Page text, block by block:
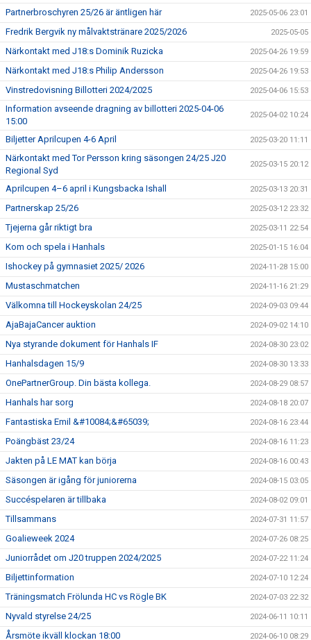
Partnerbroschyren 25/26 är äntligen här 2025-05-06 23:01
Fredrik Bergvik ny målvaktstränare 2025/2026 2025-05-05
Närkontakt med J18:s Dominik Ruzicka 2025-04-26 19:59
Närkontakt med J18:s Philip Andersson 2025-04-26 19:53
Vinstredovisning Billotteri 2024/2025 2025-04-06 15:53
Information avseende dragning av billotteri 2025-04-06
15:00
2025-04-02 10:24
Biljetter Aprilcupen 4-6 April 2025-03-20 11:11
Närkontakt med Tor Persson kring säsongen 24/25 J20
Regional Syd
2025-03-15 20:12
Aprilcupen 4–6 april i Kungsbacka Ishall 2025-03-13 20:31
Partnerskap 25/26 2025-03-12 23:32
Tjejerna går riktigt bra 2025-03-11 22:54
Kom och spela i Hanhals 2025-01-15 16:04
Ishockey på gymnasiet 2025/ 2026 2024-11-28 15:00
Mustaschmatchen 2024-11-16 21:29
Välkomna till Hockeyskolan 24/25 2024-09-03 09:44
AjaBajaCancer auktion 2024-09-02 14:10
Nya styrande dokument för Hanhals IF 2024-08-30 23:02
Hanhalsdagen 15/9 2024-08-30 13:33
OnePartnerGroup. Din bästa kollega. 2024-08-29 08:57
Hanhals har sorg 2024-08-18 20:07
Fantastiska Emil &#10084;&#65039; 2024-08-16 23:44
Poängbäst 23/24 2024-08-16 11:23
Jakten på LE MAT kan börja 2024-08-16 00:43
Säsongen är igång för juniorerna 2024-08-15 03:05
Succéspelaren är tillbaka 2024-08-02 09:01
Tillsammans 2024-07-31 11:57
Goalieweek 2024 2024-07-26 08:25
Juniorrådet om J20 truppen 2024/2025 2024-07-22 11:24
Biljettinformation 2024-07-10 12:24
Träningsmatch Frölunda HC vs Rögle BK 2024-07-03 22:32
Nyvald styrelse 24/25 2024-06-11 10:11
Årsmöte ikväll klockan 18:00 2024-06-10 08:29